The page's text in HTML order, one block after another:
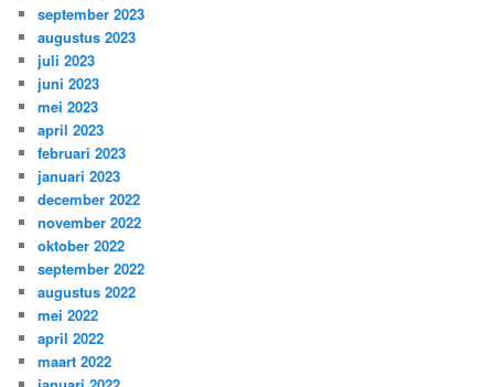
september 2023
augustus 2023
juli 2023
juni 2023
mei 2023
april 2023
februari 2023
januari 2023
december 2022
november 2022
oktober 2022
september 2022
augustus 2022
mei 2022
april 2022
maart 2022